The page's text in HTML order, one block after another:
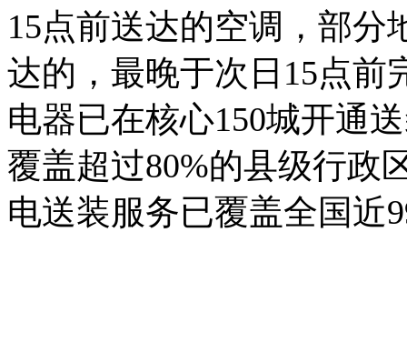
15点前送达的空调，部分
达的，最晚于次日15点前
电器已在核心150城开通
覆盖超过80%的县级行政
电送装服务已覆盖全国近